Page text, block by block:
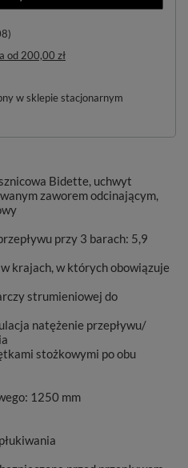
od 200,00 zł
w sklepie stacjonarnym
Bidette, uchwyt
zaworem odcinającym,
przy 3 barach: 5,9
krajach, w których obowiązuje
strumieniowej do
natężenie przepływu/
stożkowymi po obu
1250 mm